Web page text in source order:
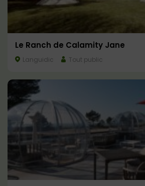
Le Ranch de Calamity Jane
Languidic Tout public